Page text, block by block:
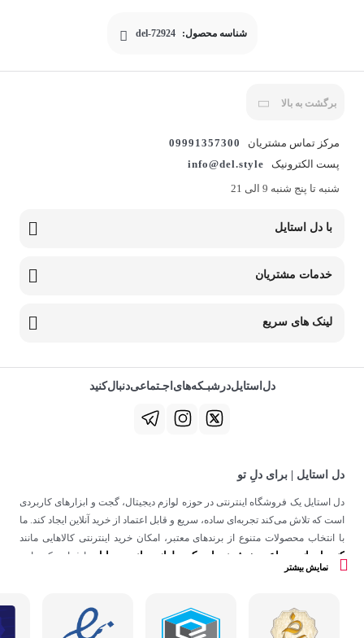
شناسه محصول: del-72924
برگشت به بالا
مرکز تماس مشتریان
09991357300
پست الکترونیک
info@del.style
شنبه تا پنج شنبه 9 الی 21
با دل استایل
خدمات مشتریان
لینک های سریع
دل‌استایل‌در‌‌شبـکه‌های‌اجـتماعی‌دنبال‌کنید
دل استایل | برای دلِ تو
دل استایل یک فروشگاه اینترنتی در حوزه لوازم دیجیتال، گجت و ابزارهای کاربردی
است که تلاش می‌کند تجربه‌ای ساده، سریع و قابل اعتماد از خرید آنلاین ایجاد کند. ما
با انتخاب محصولات متنوع از برندهای معتبر، امکان خرید اینترنتی کالاهایی مانند
کنسول بازی ساعت هوشمند اسپیکر ولوازم جانبی موبایل
را فراهم کرده‌ایم.
در دل استایل، تمرکز ما فقط روی فروش نیست؛ هدف ساختن تجربه‌ای است که
نمایش بیشتر